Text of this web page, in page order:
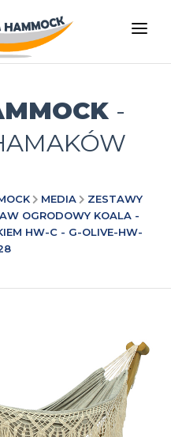
-
MEDIA
ZESTAWY
OGRODOWY KOALA -
HW-C - G-OLIVE-HW-